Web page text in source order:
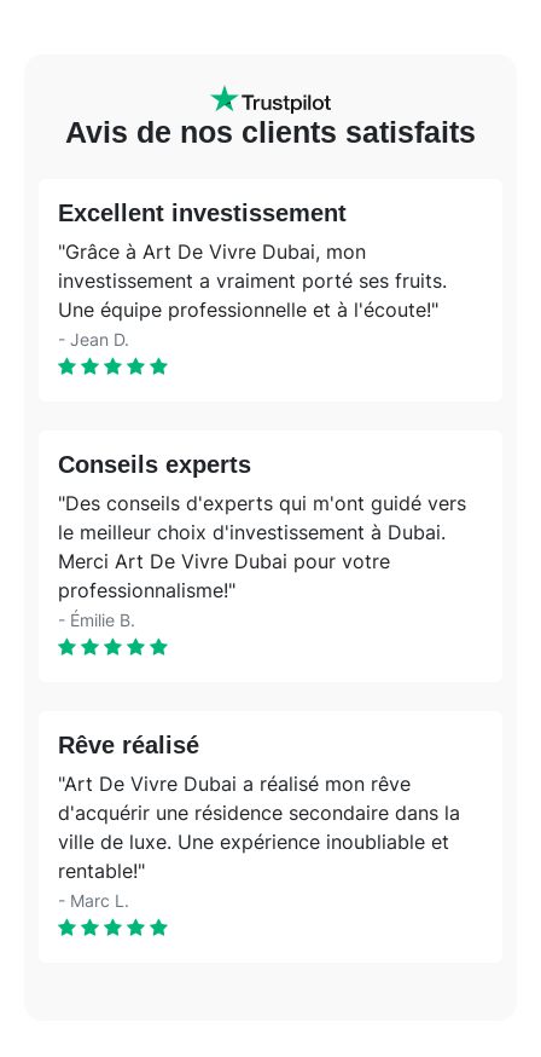
Avis de nos clients satisfaits
Excellent investissement
"Grâce à Art De Vivre Dubai, mon
investissement a vraiment porté ses fruits.
Une équipe professionnelle et à l'écoute!"
- Jean D.
Conseils experts
"Des conseils d'experts qui m'ont guidé vers
le meilleur choix d'investissement à Dubai.
Merci Art De Vivre Dubai pour votre
professionnalisme!"
- Émilie B.
Rêve réalisé
"Art De Vivre Dubai a réalisé mon rêve
d'acquérir une résidence secondaire dans la
ville de luxe. Une expérience inoubliable et
rentable!"
- Marc L.